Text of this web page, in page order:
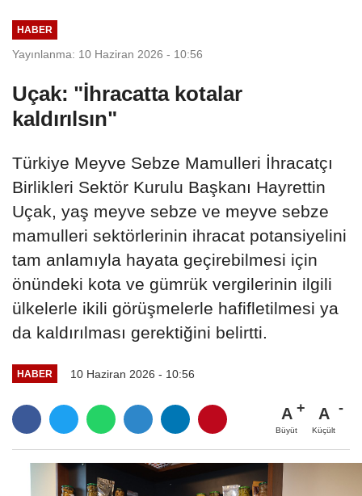
HABER
Yayınlanma: 10 Haziran 2026 - 10:56
Uçak: "İhracatta kotalar
kaldırılsın"
Türkiye Meyve Sebze Mamulleri İhracatçı
Birlikleri Sektör Kurulu Başkanı Hayrettin
Uçak, yaş meyve sebze ve meyve sebze
mamulleri sektörlerinin ihracat potansiyelini
tam anlamıyla hayata geçirebilmesi için
önündeki kota ve gümrük vergilerinin ilgili
ülkelerle ikili görüşmelerle hafifletilmesi ya
da kaldırılması gerektiğini belirtti.
HABER 10 Haziran 2026 - 10:56
A
Büyüt
A
Küçült